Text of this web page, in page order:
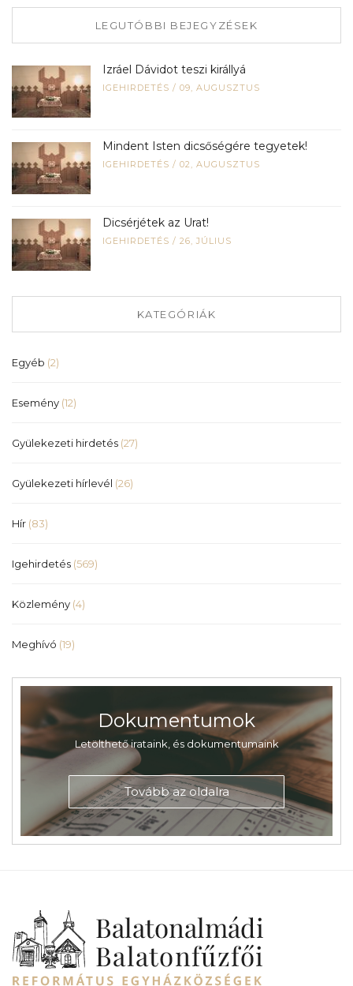
LEGUTÓBBI BEJEGYZÉSEK
Izráel Dávidot teszi királlyá
IGEHIRDETÉS / 09, AUGUSZTUS
Mindent Isten dicsőségére tegyetek!
IGEHIRDETÉS / 02, AUGUSZTUS
Dicsérjétek az Urat!
IGEHIRDETÉS / 26, JÚLIUS
KATEGÓRIÁK
Egyéb (2)
Esemény (12)
Gyülekezeti hirdetés (27)
Gyülekezeti hírlevél (26)
Hír (83)
Igehirdetés (569)
Közlemény (4)
Meghívó (19)
Dokumentumok
Letölthető irataink, és dokumentumaink
Tovább az oldalra